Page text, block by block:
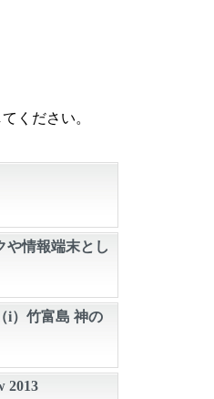
ください。
や情報端末とし
i）竹富島 神の
2013